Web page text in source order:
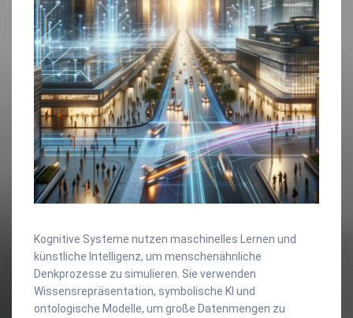
Kognitive Systeme nutzen maschinelles Lernen und
künstliche Intelligenz, um menschenähnliche
Denkprozesse zu simulieren. Sie verwenden
Wissensrepräsentation, symbolische KI und
ontologische Modelle, um große Datenmengen zu